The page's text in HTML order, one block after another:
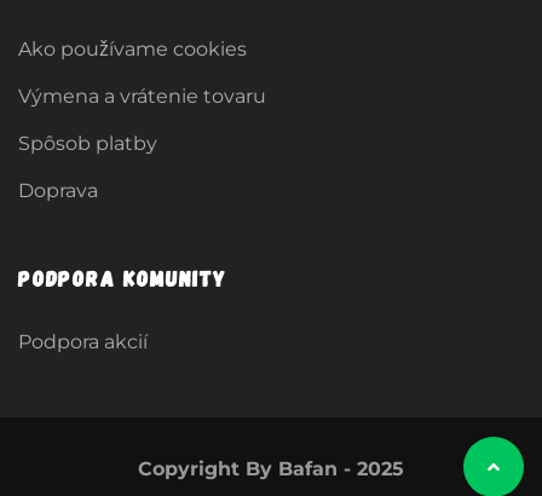
Ako používame cookies
Výmena a vrátenie tovaru
Spôsob platby
Doprava
Podpora komunity
Podpora akcií
Copyright By Bafan - 2025